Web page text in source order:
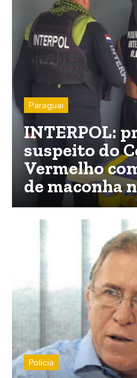
Paraguai
INTERPOL:
suspeito do
Vermelho
de maconha
Polícia